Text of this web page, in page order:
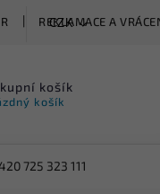
REKLAMACE A
CZK
košík
košík
725 323 111